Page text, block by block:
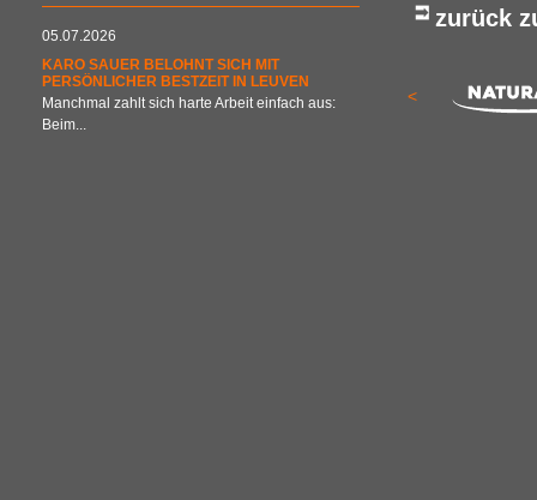
05.07.2026
KARO SAUER BELOHNT SICH MIT
PERSÖNLICHER BESTZEIT IN LEUVEN
Manchmal zahlt sich harte Arbeit einfach aus:
Beim...
zurück
<